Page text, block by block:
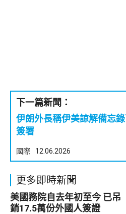
下一篇新聞：
伊朗外長稱伊美諒解備忘
簽署
國際 12.06.2026
更多即時新聞
美國務院自去年初至今 已吊
銷17.5萬份外國人簽證